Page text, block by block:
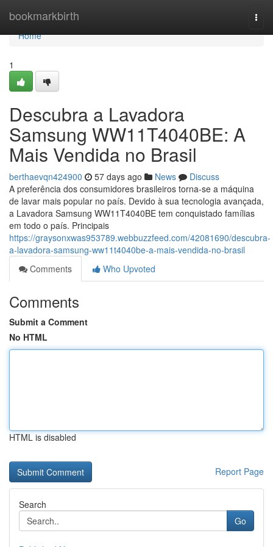
bookmarkbirth
Home
Home
1
Descubra a Lavadora
Samsung WW11T4040BE: A
Mais Vendida no Brasil
berthaevqn424900 57 days ago News
Discuss
A preferência dos consumidores brasileiros torna-se a máquina
de lavar mais popular no país. Devido à sua tecnologia avançada,
a Lavadora Samsung WW11T4040BE tem conquistado famílias
em todo o país. Principais
https://graysonxwas953789.webbuzzfeed.com/42081690/descubra-
a-lavadora-samsung-ww11t4040be-a-mais-vendida-no-brasil
Comments
Who Upvoted
Comments
Submit a Comment
No HTML
HTML is disabled
Report Page
Search
Go